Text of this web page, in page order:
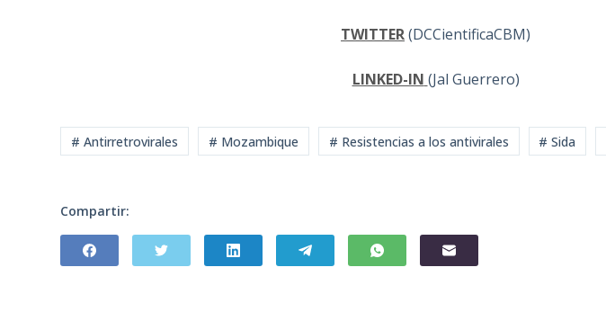
TWITTER(DCCientificaCBM)
LINKED-IN (Jal Guerrero)
# Antirretrovirales # Mozambique # Resistencias a los antivirales # Sida
Compartir: